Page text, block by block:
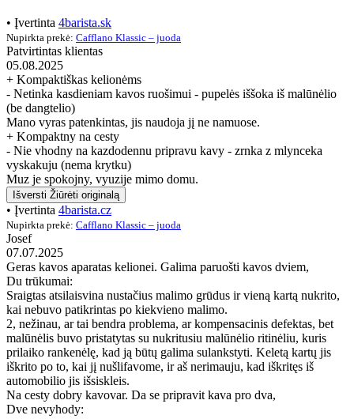
• Įvertinta 4barista.sk
Nupirkta prekė: Cafflano Klassic – juoda
Patvirtintas klientas
05.08.2025
+ Kompaktiškas kelionėms
- Netinka kasdieniam kavos ruošimui - pupelės iššoka iš malūnėlio
(be dangtelio)
Mano vyras patenkintas, jis naudoja jį ne namuose.
+ Kompaktny na cesty
- Nie vhodny na kazdodennu pripravu kavy - zrnka z mlynceka
vyskakuju (nema krytku)
Muz je spokojny, vyuzije mimo domu.
Išversti Žiūrėti originalą
• Įvertinta 4barista.cz
Nupirkta prekė: Cafflano Klassic – juoda
Josef
07.07.2025
Geras kavos aparatas kelionei. Galima paruošti kavos dviem,
Du trūkumai:
Sraigtas atsilaisvina nustačius malimo grūdus ir vieną kartą nukrito,
kai nebuvo patikrintas po kiekvieno malimo.
2, nežinau, ar tai bendra problema, ar kompensacinis defektas, bet
malūnėlis buvo pristatytas su nukritusiu malūnėlio ritinėliu, kuris
prilaiko rankenėlę, kad ją būtų galima sulankstyti. Keletą kartų jis
iškrito po to, kai jį nušlifavome, ir aš nerimauju, kad iškritęs iš
automobilio jis išsiskleis.
Na cesty dobry kavovar. Da se pripravit kava pro dva,
Dve nevyhody: